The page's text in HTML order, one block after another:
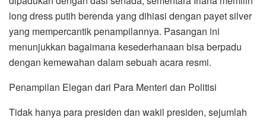
long dress putih berenda yang dihiasi dengan payet silver
yang mempercantik penampilannya. Pasangan ini
menunjukkan bagaimana kesederhanaan bisa berpadu
dengan kemewahan dalam sebuah acara resmi.
Penampilan Elegan dari Para Menteri dan Politisi
Tidak hanya para presiden dan wakil presiden, sejumlah